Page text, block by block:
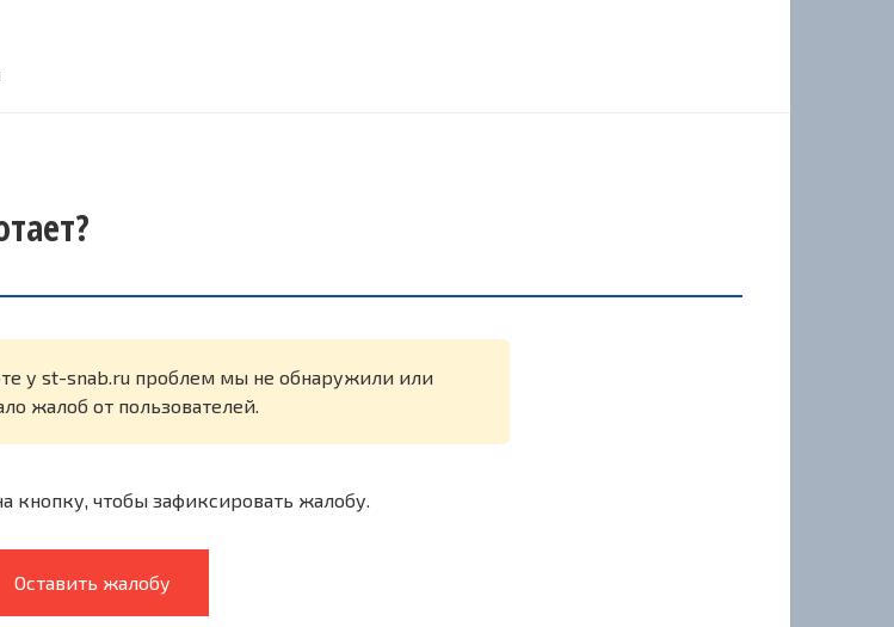
у st-snab.ru проблем мы не обнаружили или
жалоб от пользователей.
кнопку, чтобы зафиксировать жалобу.
Оставить жалобу